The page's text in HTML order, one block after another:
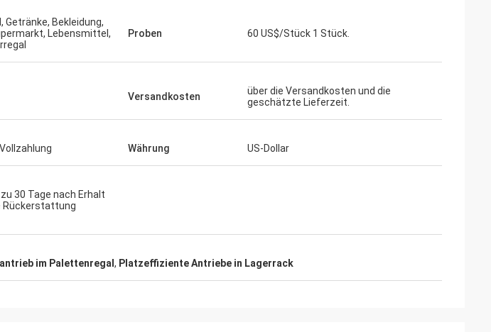
Getränke, Bekleidung,
Lebensmittel,
Proben 60 US$/Stück 1 Stück.
Versandkosten
über die Versandkosten und die
geschätzte Lieferzeit.
Währung US-Dollar
30 Tage nach Erhalt
Rückerstattung
im Palettenregal , Platzeffiziente Antriebe in Lagerrack